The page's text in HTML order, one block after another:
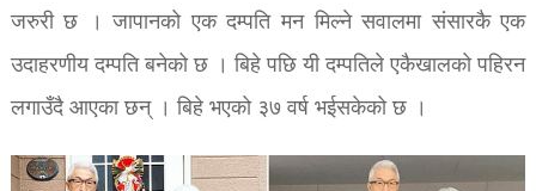
जरुरी छ । जापानको एक दम्पति मन मिल्ने सवालमा संसारकै एक
उदाहरणीय दम्पति बनेको छ । बिहे पछि यी दम्पतिले एकैखालको पहिरन
लगाउँदै आएका छन् । बिहे भएको ३७ वर्ष भईसकेको छ ।